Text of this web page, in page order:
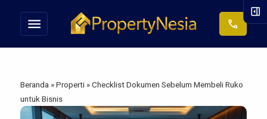
menu call
Beranda »Properti »Checklist Dokumen Sebelum Membeli Ruko
untuk Bisnis
right_panel_open